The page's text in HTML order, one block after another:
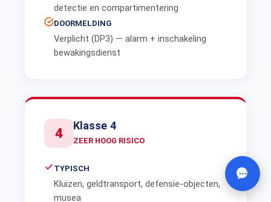
detectie en compartimentering
DOORMELDING
Verplicht (DP3) — alarm + inschakeling
bewakingsdienst
4 Klasse 4
ZEER HOOG RISICO
TYPISCH
Kluizen, geldtransport, defensie-objecten,
musea